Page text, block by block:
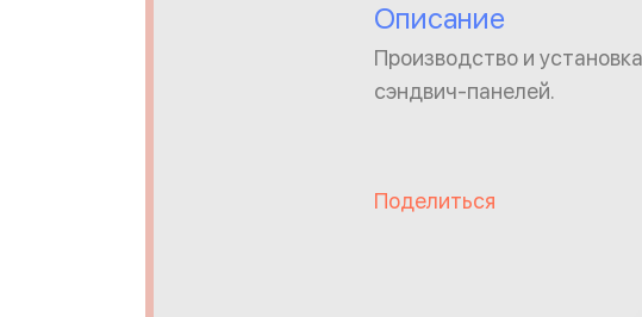
Описание
Производство и
сэндвич-панелей.
Поделиться